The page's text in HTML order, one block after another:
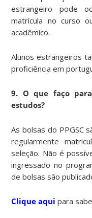
estrangeiro pode
matrícula no curso
acadêmico.
Alunos estrangeiros
proficiência em
9. O que faço
estudos?
As bolsas do PPGSC
regularmente
seleção. Não é
ingressado no
de bolsas são
Clique aqui para